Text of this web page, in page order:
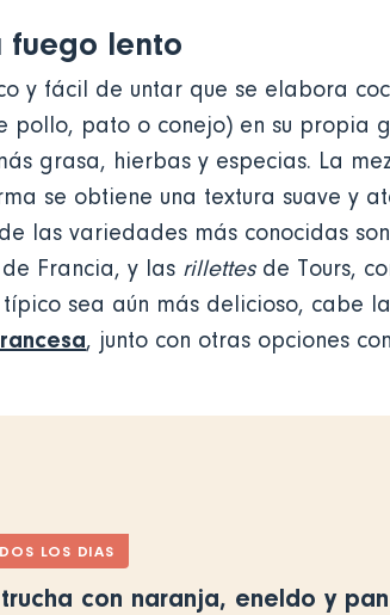
fuego lento
y fácil de untar que se elabora
pato o conejo) en su propia
grasa, hierbas y especias. La
se obtiene una textura suave y
las variedades más conocidas
Francia, y las rillettesde Tours,
sea aún más delicioso, cabe
, junto con otras opciones
LOS DIAS
con naranja, eneldo y